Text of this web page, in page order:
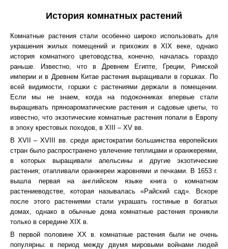
История комнатных растений
Комнатные растения стали особенно широко использовать для
украшения жилых помещений и прихожих в XIX веке, однако
история комнатного цветоводства, конечно, началась гораздо
раньше. Известно, что в Древнем Египте, Греции, Римской
империи и в Древнем Китае растения выращивали в горшках. По
всей видимости, горшки с растениями держали в помещении.
Если мы не знаем, когда на подоконниках впервые стали
выращивать пряноароматические растения и садовые цветы, то
известно, что экзотические комнатные растения попали в Европу
в эпоху крестовых походов, в XIII – XV вв.
В XVII – XVIII вв. среди аристократии большинства европейских
стран было распространено увлечение теплицами и оранжереями,
в которых выращивали апельсины и другие экзотические
растения; отапливали оранжереи жаровнями и печками. В 1653 г.
вышла первая на английском языке книга о комнатном
растениеводстве, которая называлась «Райский сад». Вскоре
после этого растениями стали украшать гостиные в богатых
домах, однако в обычные дома комнатные растения проникли
только в середине XIX в.
В первой половине XX в. комнатные растения были не очень
популярны: в период между двумя мировыми войнами людей